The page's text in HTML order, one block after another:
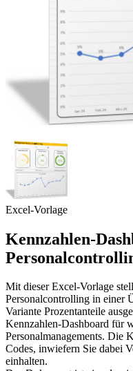
Excel-Vorlage
Kennzahlen-
Mit dieser Excel-Vorlage
Personalcontrolling in einer
Variante Prozentanteile
Kennzahlen-Dashboard für
Personalmanagements. Die
Codes, inwiefern Sie dabei
einhalten.